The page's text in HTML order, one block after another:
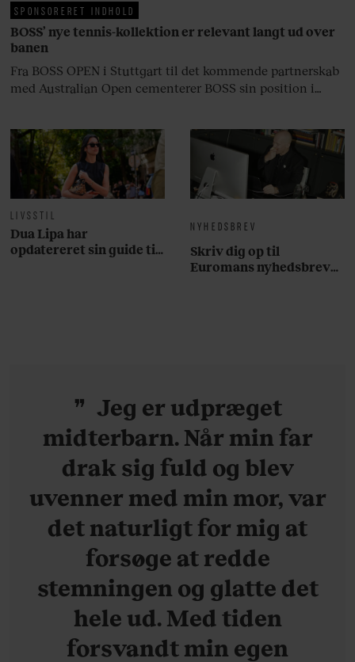
LIVSSTIL
Dua Lipa har
opdatereret sin guide til
NYHEDSBREV
Skriv dig op til
Euromans nyhedsbrev
SPONSORERET INDHOLD
BOSS’ nye tennis-kollektion er relevant langt ud over
banen
Fra BOSS OPEN i Stuttgart til det kommende partnerskab
med Australian Open cementerer BOSS sin position i
Jeg er udpræget
midterbarn. Når min far
drak sig fuld og blev
uvenner med min mor, var
det naturligt for mig at
forsøge at redde
stemningen og glatte det
hele ud. Med tiden
forsvandt min egen